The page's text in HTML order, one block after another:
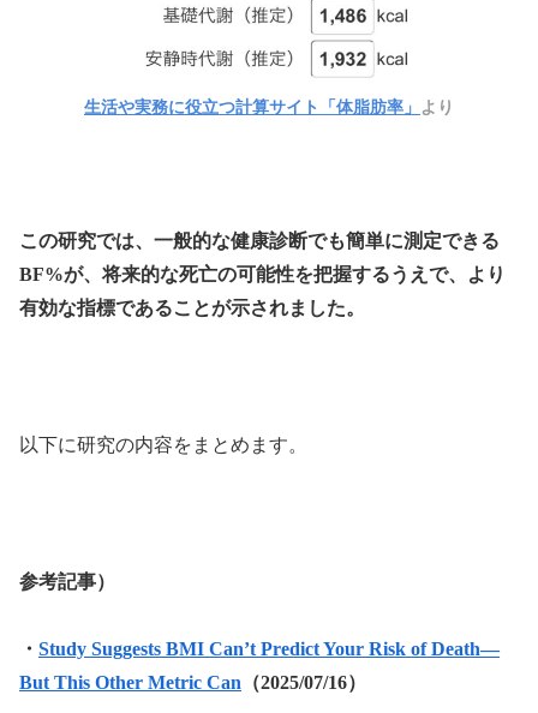
生活や実務に役立つ計算サイト「体脂肪率」 より
この研究では、一般的な健康診断でも簡単に測定できる
BF%が、将来的な死亡の可能性を把握するうえで、より
有効な指標であることが示されました。
以下に研究の内容をまとめます。
参考記事）
・ Study Suggests BMI Can’t Predict Your Risk of Death—
But This Other Metric Can （2025/07/16）